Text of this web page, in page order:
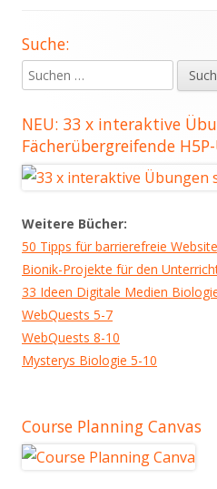
Haupt-
Seitenleiste
Suche:
Suchen
nach:
NEU: 33 x interaktive
Fächerübergreifende
Weitere Bücher:
50 Tipps für barrierefreie
Bionik-Projekte für den
33 Ideen Digitale Medien
WebQuests 5-7
WebQuests 8-10
Mysterys Biologie 5-10
Course Planning Canvas